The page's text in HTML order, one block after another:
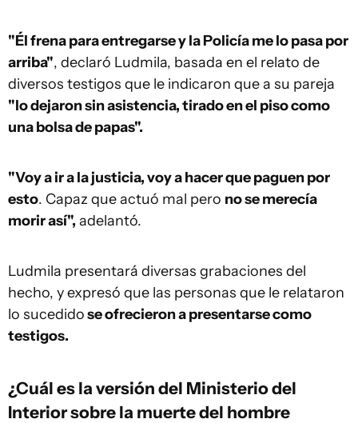
"Él frena para entregarse y la Policía me lo pasa por
arriba", declaró Ludmila, basada en el relato de
diversos testigos que le indicaron que a su pareja
"lo dejaron sin asistencia, tirado en el piso como
una bolsa de papas".
"Voy a ir a la justicia, voy a hacer que paguen por
esto. Capaz que actuó mal pero no se merecía
morir así", adelantó.
Ludmila presentará diversas grabaciones del
hecho, y expresó que las personas que le relataron
lo sucedidose ofrecieron a presentarse como
testigos.
¿Cuál es la versión del Ministerio del
Interiorsobre la muerte del hombre